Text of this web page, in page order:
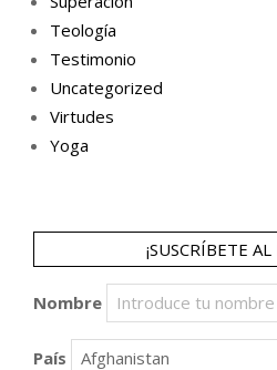
Teología
Testimonio
Uncategorized
Virtudes
Yoga
¡SUSCRÍBETE
Nombre
País